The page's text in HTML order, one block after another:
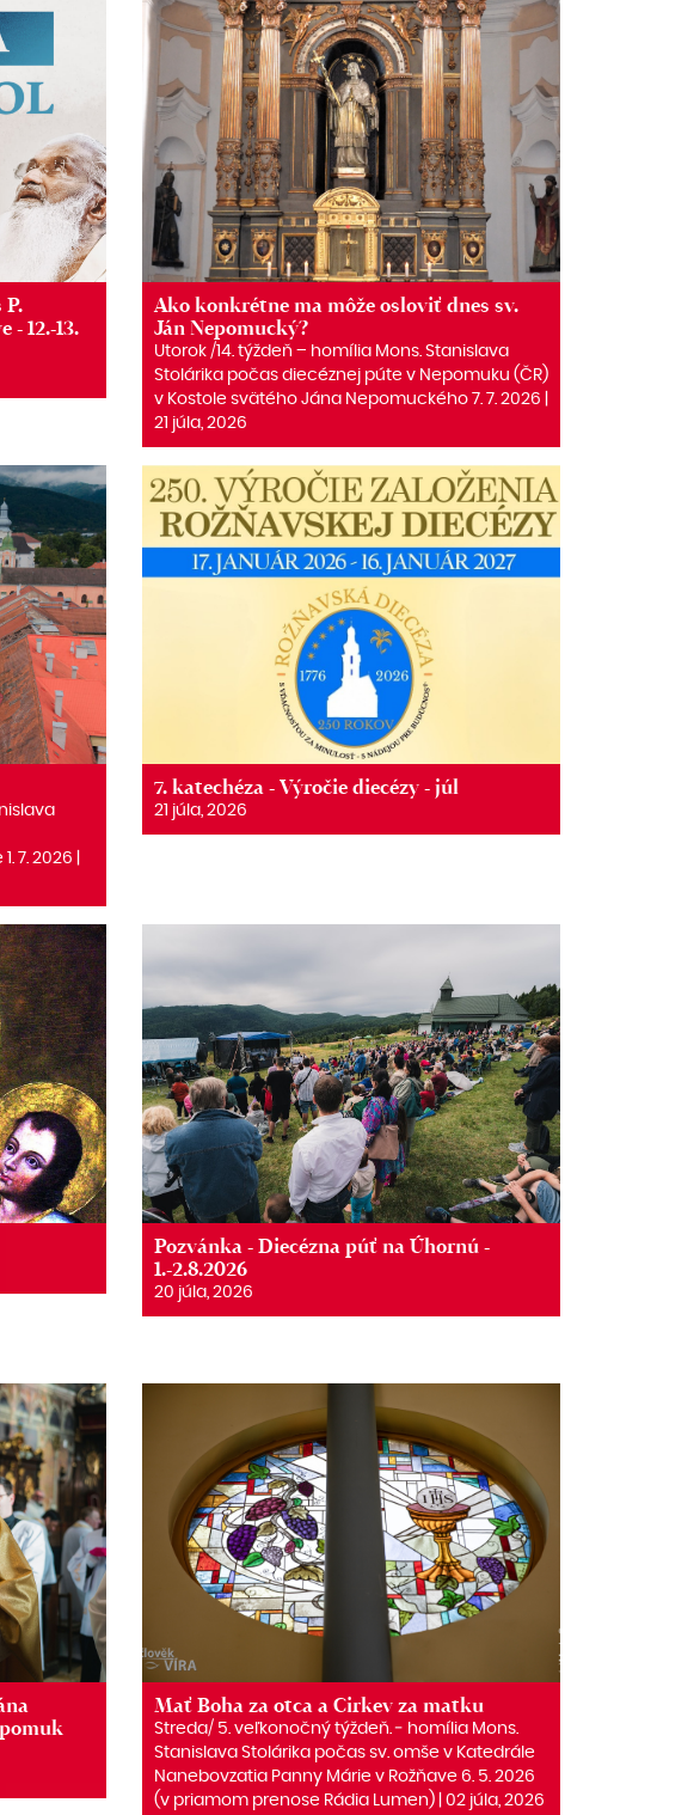
- 12.-13.
Ako konkrétne ma môže osloviť dnes sv.
Ján Nepomucký?
Utorok /14. týždeň – homília Mons. Stanislava
Stolárika počas diecéznej púte v Nepomuku (ČR)
v Kostole svätého Jána Nepomuckého 7. 7. 2026 |
21 júla, 2026
7. 2026 |
7. katechéza - Výročie diecézy - júl
21 júla, 2026
Pozvánka - Diecézna púť na Úhornú -
1.-2.8.2026
20 júla, 2026
Mať Boha za otca a Cirkev za matku
Streda/ 5. veľkonočný týždeň. ‒ homília Mons.
Stanislava Stolárika počas sv. omše v Katedrále
Nanebovzatia Panny Márie v Rožňave 6. 5. 2026
(v priamom prenose Rádia Lumen) | 02 júla, 2026